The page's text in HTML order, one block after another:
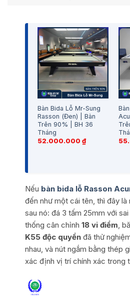
Bàn Bida Lỗ Mr-Sung
Rasson (Đen) | Bàn
Trên 90% | BH 36
Tháng
52.000.000₫
Nếu bàn bida lỗ Rasson
đến như một cái tên, thì đây là
sau nó: đá 3 tấm 25mm với
thống cân chỉnh 18 vi điểm,
K55 độc quyềnđã thử
nhau, và nút ngắm bằng thép
xác định vị trí chính xác trong